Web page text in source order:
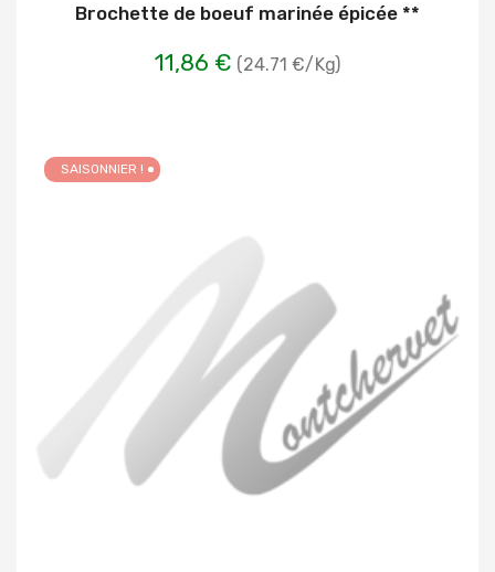
Brochette de boeuf marinée épicée **
11,86 € (24.71 €/Kg)
SAISONNIER !